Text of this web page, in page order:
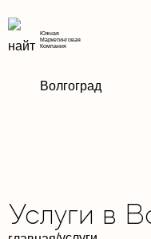
Южная
Маркетинговая
Компания
Волгоград
Услуги в